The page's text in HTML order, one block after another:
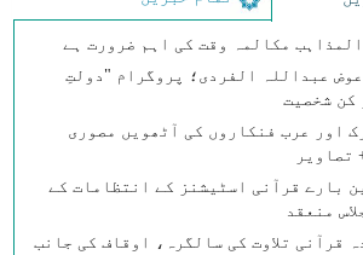
مکالمہ وقت کی اہم ضرورت ہے
عبداللہ الفردی؛ پروگرام "دولتِ
کن شخصیت
اور عرب فنکاروں کی آٹھویں مصوری
تصاویر
بارے قرآنی اسٹیشنز کے انتظامات کے
منعقد
قرآنی تلاوت کی سالگرہ، اوقاف کی جانب